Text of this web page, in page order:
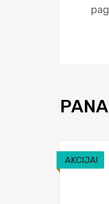
AKCIJA!